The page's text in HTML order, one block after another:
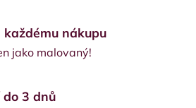
každému nákupu
jako malovaný!
do 3 dnů